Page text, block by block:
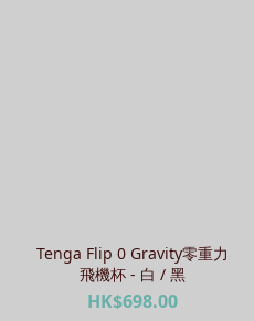
Tenga Flip 0 Gravity零重力
飛機杯 - 白 / 黑
HK$698.00